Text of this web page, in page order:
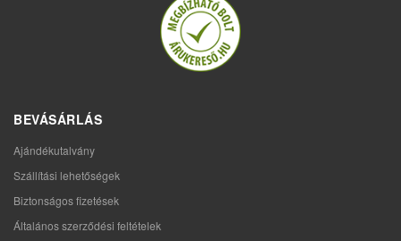
BEVÁSÁRLÁS
Ajándékutalvány
Szállítási lehetőségek
Biztonságos fizetések
Általános szerződési feltételek